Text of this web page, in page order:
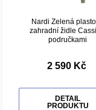
Nardi Zelená
zahradní židle
područkami
2 590 Kč
DETAIL
PRODUKTU